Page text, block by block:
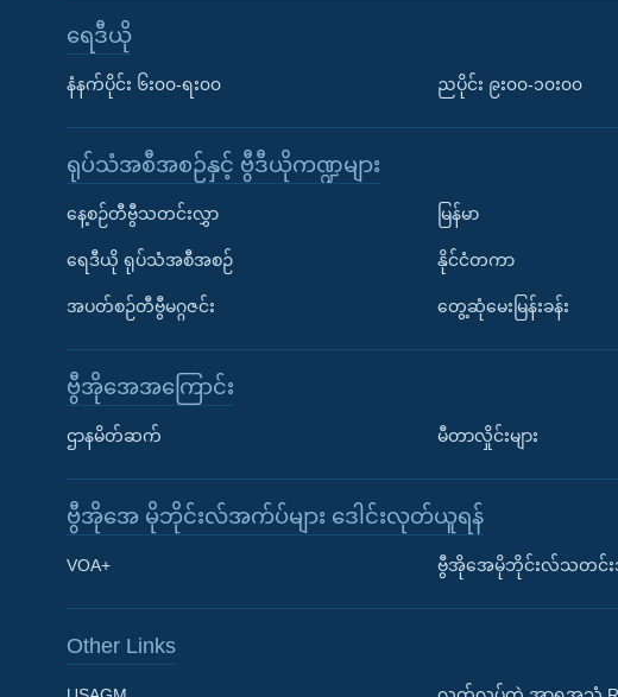
Learning English
ရေဒီယို
နံနက်ပိုင်း ၆း၀၀-ရး၀၀ ညပိုင်း ၉း၀၀-၁၀း၀၀
ရုပ်သံအစီအစဉ်နှင့် ဗွီဒီယိုကဏ္ဍများ
နေ့စဉ်တီဗွီသတင်းလွှာ
ရေဒီယို ရုပ်သံအစီအစဉ်
အပတ်စဉ်တီဗွီမဂ္ဂဇင်း
မြန်မာ
နိုင်ငံတကာ
တွေ့ဆုံမေးမြန်းခန်း
ဗွီအိုအေအကြောင်း
ဌာနမိတ်ဆက် မီတာလှိုင်းများ
ဗွီအိုအေ မိုဘိုင်းလ်အက်ပ်များ ဒေါင်းလုတ်ယူရန်
VOA+ ဗွီအိုအေမိုဘိုင်းလ်သတင်း
Other Links